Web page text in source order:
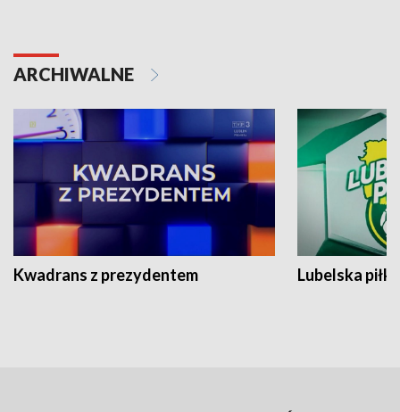
ARCHIWALNE
Kwadrans z prezydentem Lubelska piłka